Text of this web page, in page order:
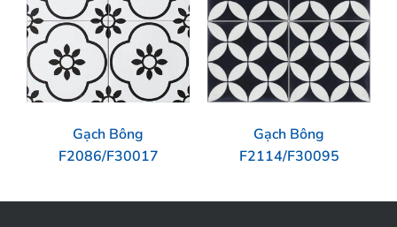
Gạch Bông
F2086/F30017
Gạch Bông
F2114/F30095